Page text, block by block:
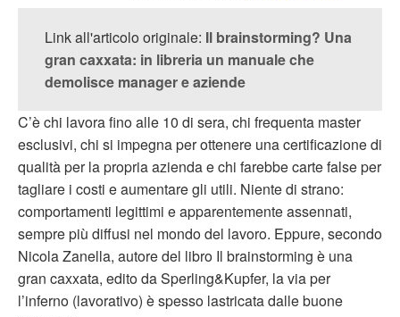
Link all'articolo originale: Il brainstorming? Una
gran caxxata: in libreria un manuale che
demolisce manager e aziende
C’è chi lavora fino alle 10 di sera, chi frequenta master
esclusivi, chi si impegna per ottenere una certificazione di
qualità per la propria azienda e chi farebbe carte false per
tagliare i costi e aumentare gli utili. Niente di strano:
comportamenti legittimi e apparentemente assennati,
sempre più diffusi nel mondo del lavoro. Eppure, secondo
Nicola Zanella, autore del libro Il brainstorming è una
gran caxxata, edito da Sperling&Kupfer, la via per
l’inferno (lavorativo) è spesso lastricata dalle buone